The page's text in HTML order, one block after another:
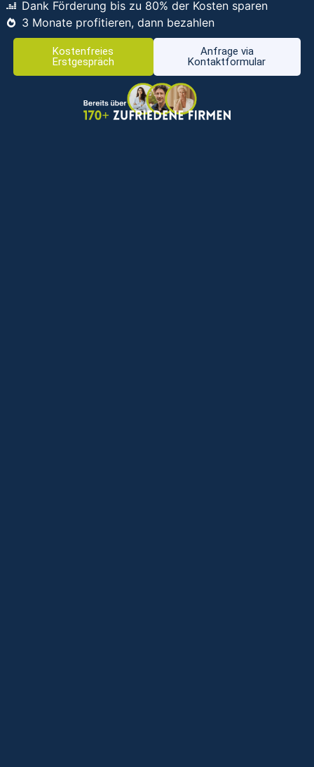
Dank Förderung bis zu 80% der Kosten sparen
3 Monate profitieren, dann bezahlen
Kostenfreies
Erstgespräch
Anfrage via
Kontaktformular